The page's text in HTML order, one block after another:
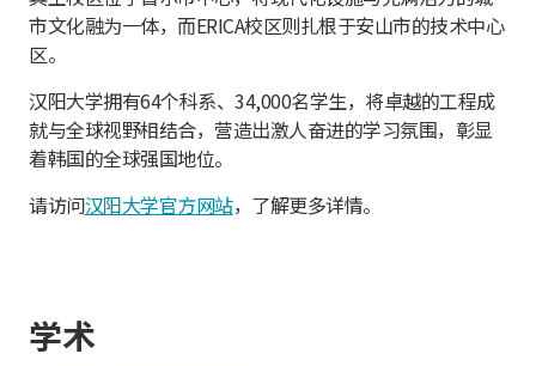
市文化融为一体，而ERICA校区则扎根于安山市的技术中心
区。
汉阳大学拥有64个科系、34,000名学生，将卓越的工程成
就与全球视野相结合，营造出激人奋进的学习氛围，彰显
着韩国的全球强国地位。
请访问汉阳大学官方网站，了解更多详情。
学术